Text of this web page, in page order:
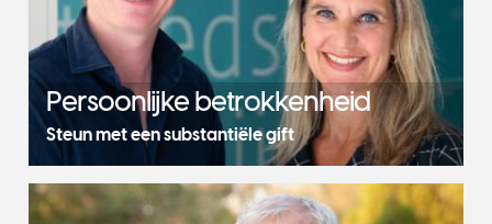
Persoonlijke betrokkenheid
Steun met een substantiële gift